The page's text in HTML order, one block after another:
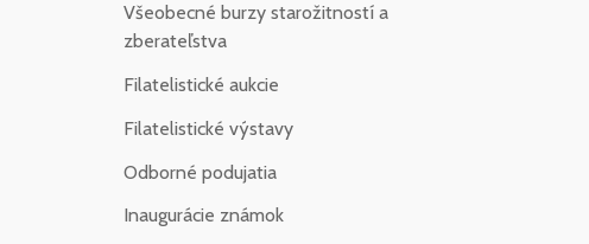
Všeobecné burzy starožitností a
zberateľstva
Filatelistické aukcie
Filatelistické výstavy
Odborné podujatia
Inaugurácie známok